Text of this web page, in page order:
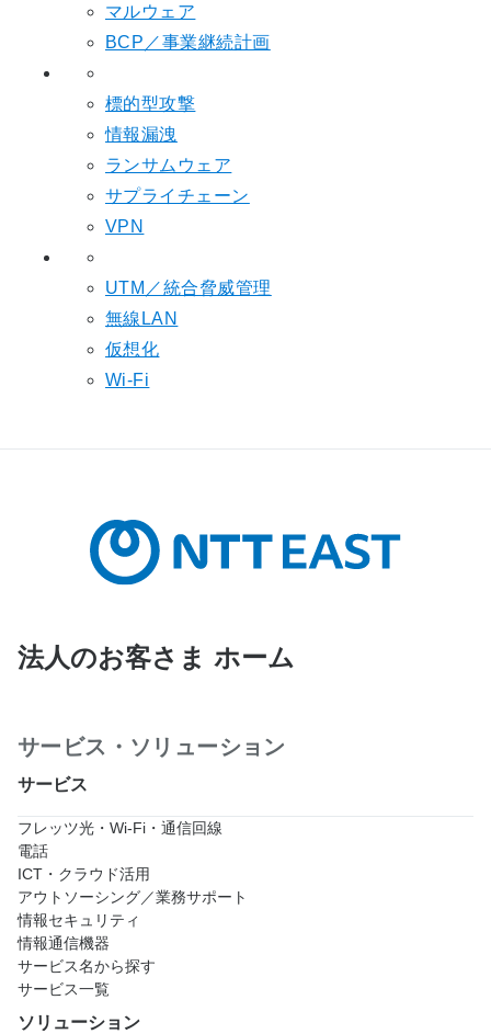
マルウェア
BCP／事業継続計画
標的型攻撃
情報漏洩
ランサムウェア
サプライチェーン
VPN
UTM／統合脅威管理
無線LAN
仮想化
Wi-Fi
法人のお客さま ホーム
サービス・ソリューション
サービス
フレッツ光・Wi-Fi・通信回線
電話
ICT・クラウド活用
アウトソーシング／業務サポート
情報セキュリティ
情報通信機器
サービス名から探す
サービス一覧
ソリューション